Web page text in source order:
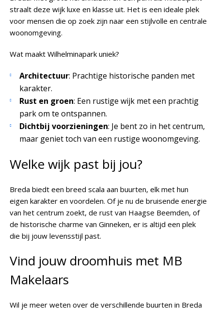
straalt deze wijk luxe en klasse uit. Het is een ideale plek
voor mensen die op zoek zijn naar een stijlvolle en centrale
woonomgeving.
Wat maakt Wilhelminapark uniek?
Architectuur: Prachtige historische panden met
karakter.
Rust en groen: Een rustige wijk met een prachtig
park om te ontspannen.
Dichtbij voorzieningen: Je bent zo in het centrum,
maar geniet toch van een rustige woonomgeving.
Welke wijk past bij jou?
Breda biedt een breed scala aan buurten, elk met hun
eigen karakter en voordelen. Of je nu de bruisende energie
van het centrum zoekt, de rust van Haagse Beemden, of
de historische charme van Ginneken, er is altijd een plek
die bij jouw levensstijl past.
Vind jouw droomhuis met MB
Makelaars
Wil je meer weten over de verschillende buurten in Breda